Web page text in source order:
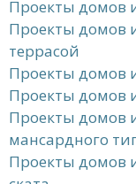
Проекты домов
Проекты домов
террасой
Проекты домов
Проекты домов
Проекты домов
мансардного
Проекты домов